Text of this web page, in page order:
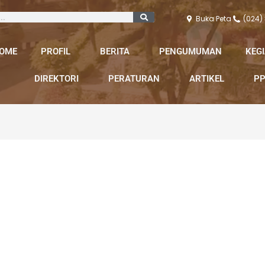
Buka Peta (024)
PROFIL BERITA PENGUMUMAN
DIREKTORI PERATURAN ARTIKEL